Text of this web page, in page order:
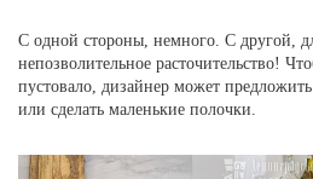
С одной стороны, немного. С другой,
непозволительное расточительство!
пустовало, дизайнер может
или сделать маленькие полочки.